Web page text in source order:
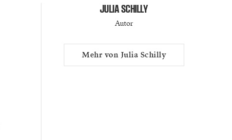
JULIA SCHILLY
Autor
Mehr von Julia Schilly